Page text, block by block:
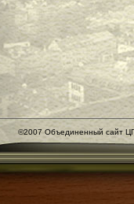
©2007 Объединенный сайт